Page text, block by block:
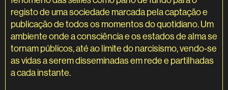
registo de uma sociedade marcada pela captação e
publicação de todos os momentos do quotidiano. Um
ambiente onde a consciência e os estados de alma se
tornam públicos, até ao limite do narcisismo, vendo-se
as vidas a serem disseminadas em rede e partilhadas
a cada instante.